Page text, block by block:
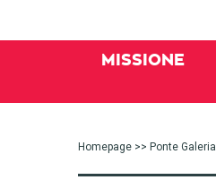
MISSIONE
Homepage >> Ponte Galeria